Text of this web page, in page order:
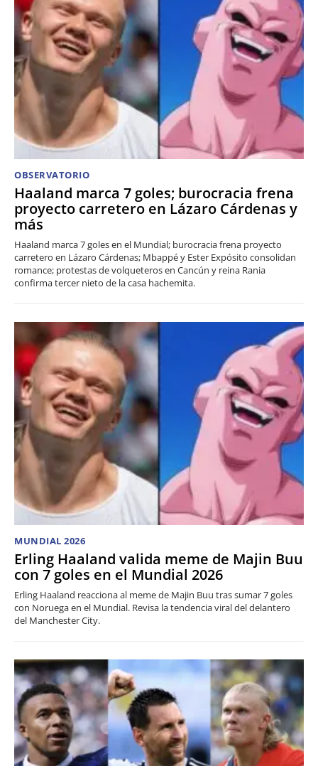
OBSERVATORIO
Haaland marca 7 goles; burocracia frena
proyecto carretero en Lázaro Cárdenas y
más
Haaland marca 7 goles en el Mundial; burocracia frena proyecto
carretero en Lázaro Cárdenas; Mbappé y Ester Expósito consolidan
romance; protestas de volqueteros en Cancún y reina Rania
confirma tercer nieto de la casa hachemita.
MUNDIAL 2026
Erling Haaland valida meme de Majin Buu
con 7 goles en el Mundial 2026
Erling Haaland reacciona al meme de Majin Buu tras sumar 7 goles
con Noruega en el Mundial. Revisa la tendencia viral del delantero
del Manchester City.